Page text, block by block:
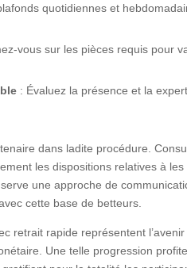
quotidiennes et
vous sur les pièces requis pour
: Évaluez la présence et la
dans ladite procédure.
les dispositions relatives à
une approche de
cette base de betteurs.
retrait rapide représentent
Une telle progression